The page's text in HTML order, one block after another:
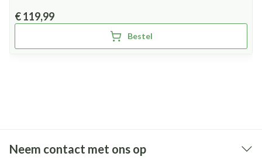
€ 119,99
Bestel
Neem contact met ons op